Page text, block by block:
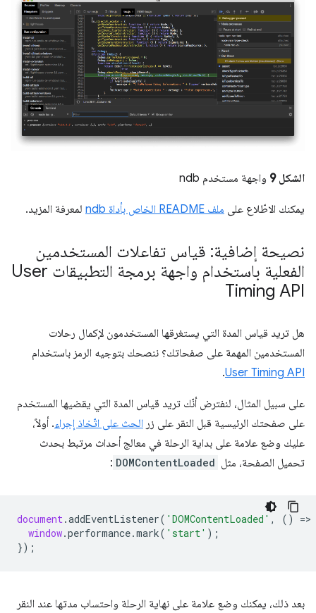
الشكل 9 واجهة مستخدم ndb
يمكنك الاطّلاع على ملف README الخاص بأداة ndb لمعرفة المزيد.
نصيحة إضافية: قياس تفاعلات المستخدمين
الفعلية باستخدام واجهة برمجة التطبيقات User
Timing API
هل تريد قياس المدة التي يستغرقها المستخدمون لإكمال رحلات
المستخدمين المهمة على صفحاتك؟ ننصحك بتوجيه الرمز باستخدام
User Timing API
.
على سبيل المثال، لنفترض أنّك تريد قياس المدة التي يقضيها المستخدم
على صفحتك الرئيسية قبل النقر على زر الحث على اتّخاذ إجراء. أولاً،
عليك وضع علامة على بداية الرحلة في معالج أحداث مرتبط بحدث
تحميل الصفحة، مثل DOMContentLoaded
:
document .addEventListener( 'DOMContentLoaded' , () =>
window.performance.mark( 'start' );
});
بعد ذلك، يمكنك وضع علامة على نهاية الرحلة واحتساب مدتها عند النقر